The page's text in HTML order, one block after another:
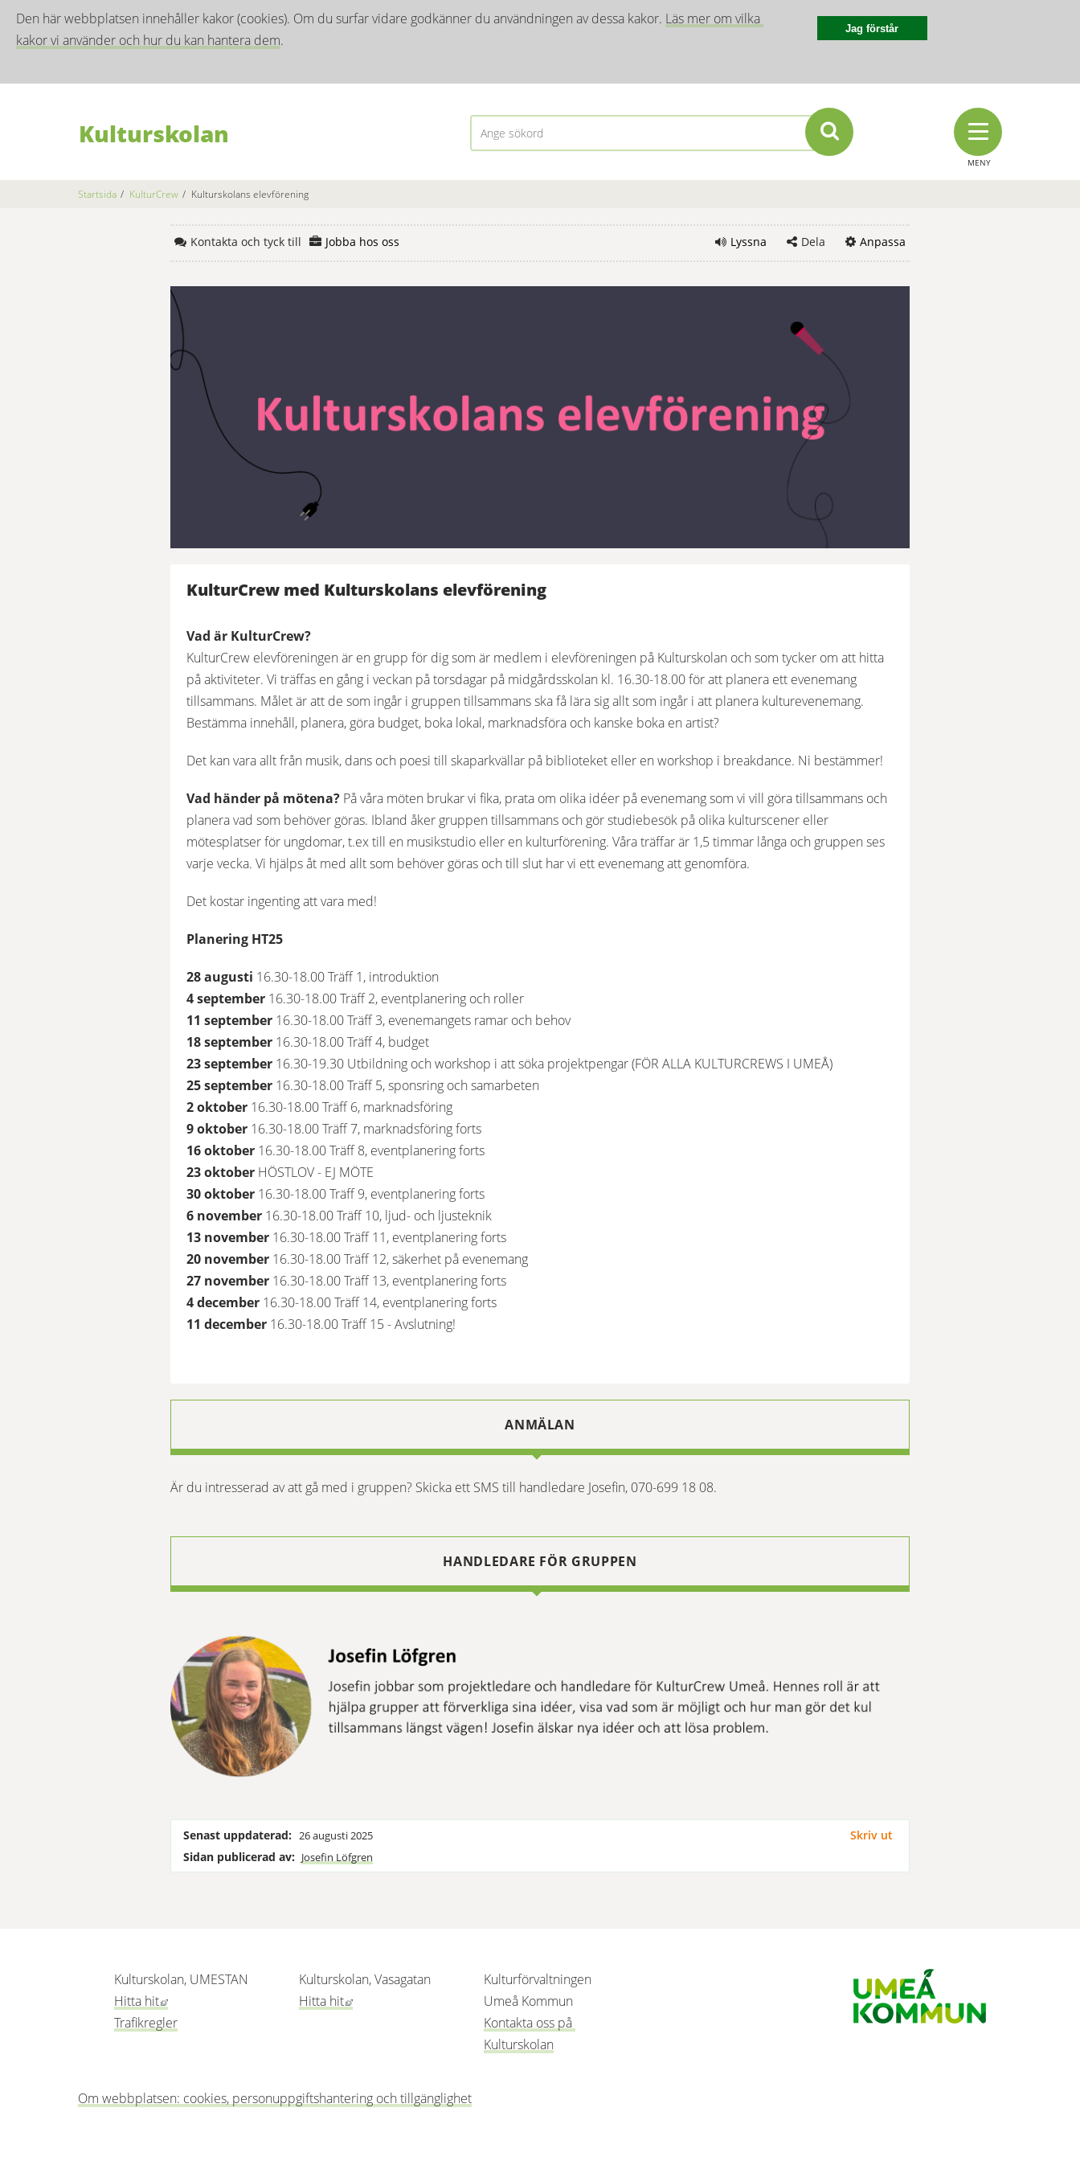
Den här webbplatsen innehåller kakor (cookies). Om du surfar vidare godkänner du användningen av dessa kakor. Läs mer om vilka
kakor vi använder och hur du kan hantera dem.
Jag förstår
Kulturskolan
MENY
Startsida / KulturCrew / Kulturskolans elevförening
Kontakta och tyck till Jobba hos oss Anpassa
Dela
Lyssna
KulturCrew med Kulturskolans elevförening
Vad är KulturCrew?
KulturCrew elevföreningen är en grupp för dig som är medlem i elevföreningen på Kulturskolan och som tycker om att hitta
på aktiviteter. Vi träffas en gång i veckan på torsdagar på midgårdsskolan kl. 16.30-18.00 för att planera ett evenemang
tillsammans. Målet är att de som ingår i gruppen tillsammans ska få lära sig allt som ingår i att planera kulturevenemang.
Bestämma innehåll, planera, göra budget, boka lokal, marknadsföra och kanske boka en artist?
Det kan vara allt från musik, dans och poesi till skaparkvällar på biblioteket eller en workshop i breakdance. Ni bestämmer!
Vad händer på mötena? På våra möten brukar vi fika, prata om olika idéer på evenemang som vi vill göra tillsammans och
planera vad som behöver göras. Ibland åker gruppen tillsammans och gör studiebesök på olika kulturscener eller
mötesplatser för ungdomar, t.ex till en musikstudio eller en kulturförening. Våra träffar är 1,5 timmar långa och gruppen ses
varje vecka. Vi hjälps åt med allt som behöver göras och till slut har vi ett evenemang att genomföra.
Det kostar ingenting att vara med!
Planering HT25
28 augusti 16.30-18.00 Träff 1, introduktion
4 september 16.30-18.00 Träff 2, eventplanering och roller
11 september 16.30-18.00 Träff 3, evenemangets ramar och behov
18 september 16.30-18.00 Träff 4, budget
23 september 16.30-19.30 Utbildning och workshop i att söka projektpengar (FÖR ALLA KULTURCREWS I UMEÅ)
25 september 16.30-18.00 Träff 5, sponsring och samarbeten
2 oktober 16.30-18.00 Träff 6, marknadsföring
9 oktober 16.30-18.00 Träff 7, marknadsföring forts
16 oktober 16.30-18.00 Träff 8, eventplanering forts
23 oktober HÖSTLOV - EJ MÖTE
30 oktober 16.30-18.00 Träff 9, eventplanering forts
6 november 16.30-18.00 Träff 10, ljud- och ljusteknik
13 november 16.30-18.00 Träff 11, eventplanering forts
20 november 16.30-18.00 Träff 12, säkerhet på evenemang
27 november 16.30-18.00 Träff 13, eventplanering forts
4 december 16.30-18.00 Träff 14, eventplanering forts
11 december 16.30-18.00 Träff 15 - Avslutning!
ANMÄLAN
Är du intresserad av att gå med i gruppen? Skicka ett SMS till handledare Josefin, 070-699 18 08.
HANDLEDARE FÖR GRUPPEN
Skriv ut
Senast uppdaterad: 26 augusti 2025
Sidan publicerad av: Josefin Löfgren
Kulturskolan, UMESTAN
Hitta hit Länk till annan webbplats, öppnas i nytt fönster.
Trafikregler
Kulturskolan, Vasagatan
Hitta hit Länk till annan webbplats, öppnas i nytt fönster.
Kulturförvaltningen
Umeå Kommun
Kontakta oss på
Kulturskolan
Om webbplatsen: cookies, personuppgiftshantering och tillgänglighet